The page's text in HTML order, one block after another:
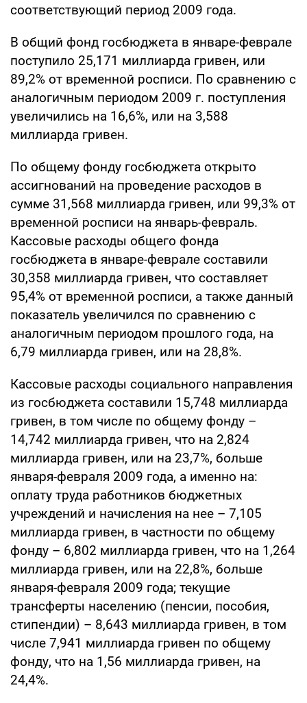
соответствующий период 2009 года.
В общий фонд госбюджета в январе-феврале
поступило 25,171 миллиарда гривен, или
89,2% от временной росписи. По сравнению с
аналогичным периодом 2009 г. поступления
увеличились на 16,6%, или на 3,588
миллиарда гривен.
По общему фонду госбюджета открыто
ассигнований на проведение расходов в
сумме 31,568 миллиарда гривен, или 99,3% от
временной росписи на январь-февраль.
Кассовые расходы общего фонда
госбюджета в январе-феврале составили
30,358 миллиарда гривен, что составляет
95,4% от временной росписи, а также данный
показатель увеличился по сравнению с
аналогичным периодом прошлого года, на
6,79 миллиарда гривен, или на 28,8%.
Кассовые расходы социального направления
из госбюджета составили 15,748 миллиарда
гривен, в том числе по общему фонду –
14,742 миллиарда гривен, что на 2,824
миллиарда гривен, или на 23,7%, больше
января-февраля 2009 года, а именно на:
оплату труда работников бюджетных
учреждений и начисления на нее – 7,105
миллиарда гривен, в частности по общему
фонду – 6,802 миллиарда гривен, что на 1,264
миллиарда гривен, или на 22,8%, больше
января-февраля 2009 года; текущие
трансферты населению (пенсии, пособия,
стипендии) – 8,643 миллиарда гривен, в том
числе 7,941 миллиарда гривен по общему
фонду, что на 1,56 миллиарда гривен, на
24,4%.